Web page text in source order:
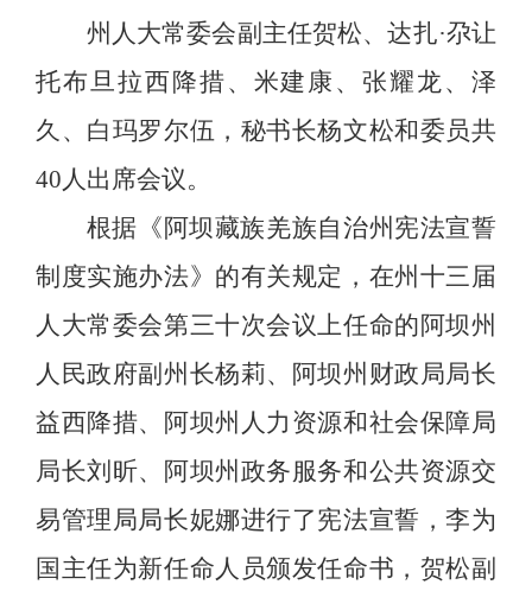
州人大常委会副主任贺松、达扎·尕让
托布旦拉西降措、米建康、张耀龙、泽
久、白玛罗尔伍，秘书长杨文松和委员共
40人出席会议。
根据《阿坝藏族羌族自治州宪法宣誓
制度实施办法》的有关规定，在州十三届
人大常委会第三十次会议上任命的阿坝州
人民政府副州长杨莉、 阿坝州财政局局长
益西降措、 阿坝州人力资源和社会保障局
局长刘昕、 阿坝州政务服务和公共资源交
易管理局局长妮娜进行了宪法宣誓，李为
国主任为新任命人员颁发任命书，贺松副